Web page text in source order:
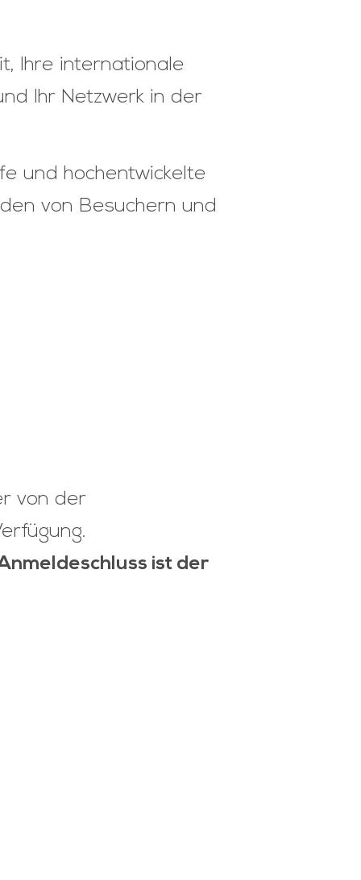
Ihre internationale
Ihr Netzwerk in der
und hochentwickelte
von Besuchern und
von der
ist der